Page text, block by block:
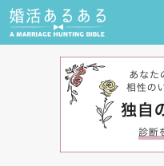
婚活と結婚